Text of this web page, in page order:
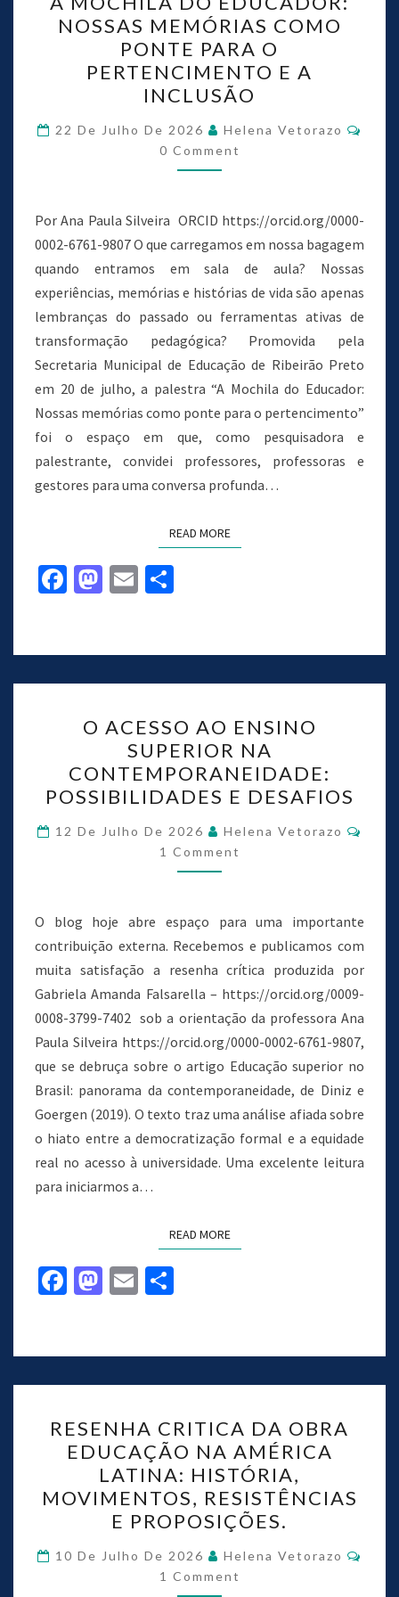
NOSSAS MEMÓRIAS COMO
PONTE PARA O
PERTENCIMENTO E A
INCLUSÃO
22 De Julho De 2026
Helena Vetorazo
0 Comment
Por Ana Paula Silveira ORCID https://orcid.org/0000-
0002-6761-9807 O que carregamos em nossa bagagem
quando entramos em sala de aula? Nossas
experiências, memórias e histórias de vida são apenas
lembranças do passado ou ferramentas ativas de
transformação pedagógica? Promovida pela
Secretaria Municipal de Educação de Ribeirão Preto
em 20 de julho, a palestra “A Mochila do Educador:
Nossas memórias como ponte para o pertencimento”
foi o espaço em que, como pesquisadora e
palestrante, convidei professores, professoras e
gestores para uma conversa profunda…
READ MORE
Fa
o
o
M
d
o
n
E
l
e
O ACESSO AO ENSINO
SUPERIOR NA
CONTEMPORANEIDADE:
POSSIBILIDADES E DESAFIOS
12 De Julho De 2026
Helena Vetorazo
1 Comment
O blog hoje abre espaço para uma importante
contribuição externa. Recebemos e publicamos com
muita satisfação a resenha crítica produzida por
Gabriela Amanda Falsarella – https://orcid.org/0009-
0008-3799-7402 sob a orientação da professora Ana
Paula Silveira https://orcid.org/0000-0002-6761-9807,
que se debruça sobre o artigo Educação superior no
Brasil: panorama da contemporaneidade, de Diniz e
Goergen (2019). O texto traz uma análise afiada sobre
o hiato entre a democratização formal e a equidade
real no acesso à universidade. Uma excelente leitura
para iniciarmos a…
READ MORE
Fa
o
o
k
M
d
o
n
E
l
e
RESENHA CRITICA DA OBRA
EDUCAÇÃO NA AMÉRICA
LATINA: HISTÓRIA,
MOVIMENTOS, RESISTÊNCIAS
E PROPOSIÇÕES.
10 De Julho De 2026
Helena Vetorazo
1 Comment